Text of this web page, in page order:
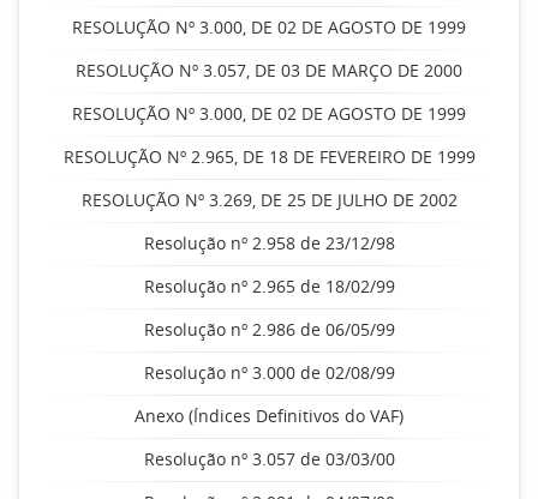
RESOLUÇÃO Nº 3.000, DE 02 DE AGOSTO DE 1999
RESOLUÇÃO Nº 3.057, DE 03 DE MARÇO DE 2000
RESOLUÇÃO Nº 3.000, DE 02 DE AGOSTO DE 1999
RESOLUÇÃO Nº 2.965, DE 18 DE FEVEREIRO DE 1999
RESOLUÇÃO Nº 3.269, DE 25 DE JULHO DE 2002
Resolução nº 2.958 de 23/12/98
Resolução nº 2.965 de 18/02/99
Resolução nº 2.986 de 06/05/99
Resolução nº 3.000 de 02/08/99
Anexo (Índices Definitivos do VAF)
Resolução nº 3.057 de 03/03/00